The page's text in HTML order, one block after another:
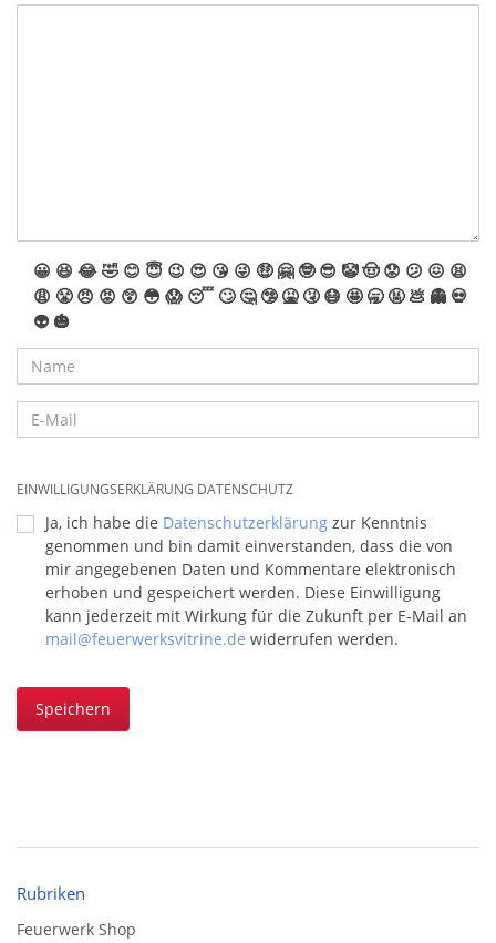
😀 😆 😂🤣 😊 😇 😉 😍 😘 😜 🤑 🤗 🤓 😎 🤡🤠 😟 😕 😖 😫
😩 😤 😠 😡 😲 😳 😱 😴 🙄 🤔 🤥 🤮 🤧 😷 🤩 🥱 🤬 💩 👻 💀
👽 🎃
EINWILLIGUNGSERKLÄRUNG DATENSCHUTZ
Ja, ich habe die Datenschutzerklärung zur Kenntnis
genommen und bin damit einverstanden, dass die von
mir angegebenen Daten und Kommentare elektronisch
erhoben und gespeichert werden. Diese Einwilligung
kann jederzeit mit Wirkung für die Zukunft per E-Mail an
mail@feuerwerksvitrine.de widerrufen werden.
Speichern
Rubriken
Feuerwerk Shop